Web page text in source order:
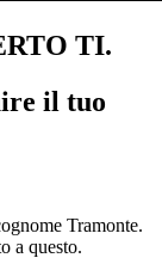
TI.
il tuo
Tramonte.
a questo.